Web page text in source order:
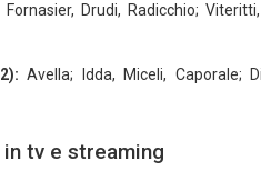
Drudi, Radicchio;
Avella; Idda, Miceli, Caporale;
tv e streaming